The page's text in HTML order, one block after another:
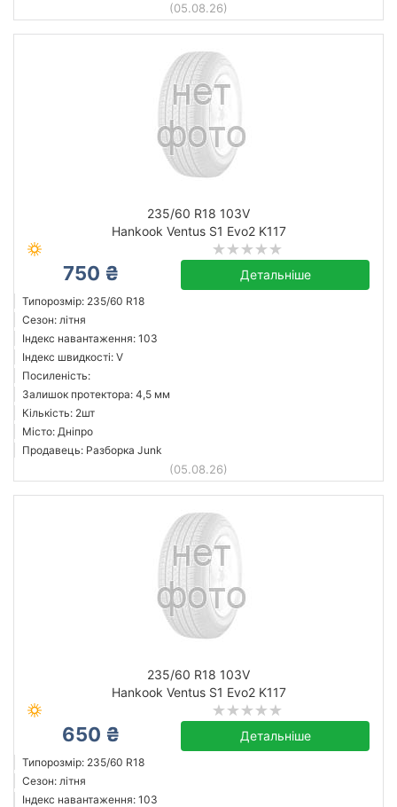
(05.08.26)
235/60 R18 103V
Hankook Ventus S1 Evo2 K117
750 ₴ Детальніше
Типорозмір: 235/60 R18
Сезон: літня
Індекс навантаження: 103
Індекс швидкості: V
Посиленість:
Залишок протектора: 4,5 мм
Кількість: 2шт
Місто: Дніпро
Продавець: Разборка Junk
(05.08.26)
235/60 R18 103V
Hankook Ventus S1 Evo2 K117
650 ₴ Детальніше
Типорозмір: 235/60 R18
Сезон: літня
Індекс навантаження: 103